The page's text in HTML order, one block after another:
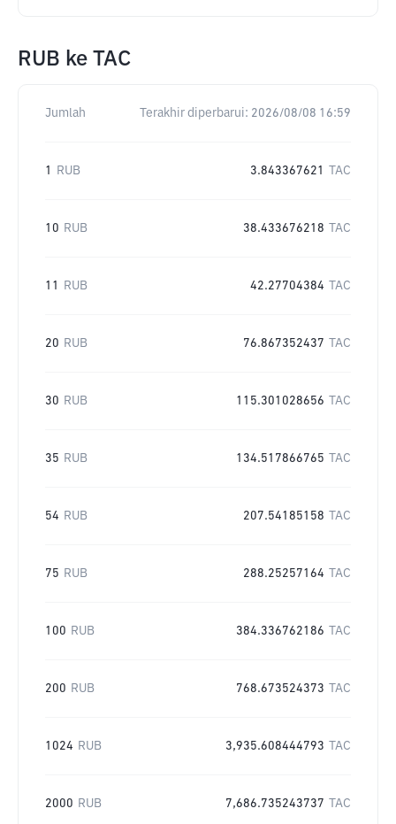
RUB ke TAC
Jumlah Terakhir diperbarui: 2026/08/08 16:59
1 RUB 3.843367621 TAC
10 RUB 38.433676218 TAC
11 RUB 42.27704384 TAC
20 RUB 76.867352437 TAC
30 RUB 115.301028656 TAC
35 RUB 134.517866765 TAC
54 RUB 207.54185158 TAC
75 RUB 288.25257164 TAC
100 RUB 384.336762186 TAC
200 RUB 768.673524373 TAC
1024 RUB 3,935.608444793 TAC
2000 RUB 7,686.735243737 TAC